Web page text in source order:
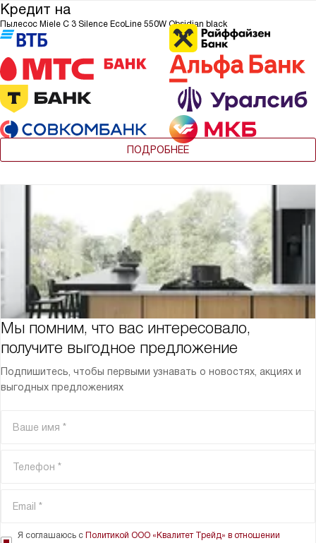
Кредит на
Пылесос Miele C 3 Silence EcoLine 550W Obsidian black
ПОДРОБНЕЕ
Мы помним, что вас интересовало,
получите выгодное предложение
Подпишитесь, чтобы первыми узнавать о новостях, акциях и
выгодных предложениях
Я соглашаюсь с Политикой ООО «Квалитет Трейд» в отношении